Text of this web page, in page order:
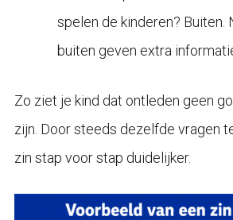
spelen de kinderen? Buiten.
buiten geven extra
Zo ziet je kind dat ontleden geen
zijn. Door steeds dezelfde vragen
zin stap voor stap duidelijker.